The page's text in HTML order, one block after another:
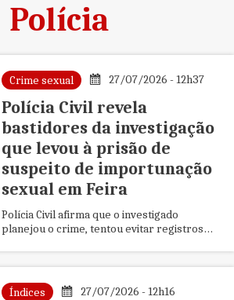
Polícia
Crime sexual 27/07/2026 - 12h37
Polícia Civil revela
bastidores da investigação
que levou à prisão de
suspeito de importunação
sexual em Feira
Polícia Civil afirma que o investigado
planejou o crime, tentou evitar registros
imóvel abandonado na Região
Metropolitana de Salvador.
Índices 27/07/2026 - 12h16